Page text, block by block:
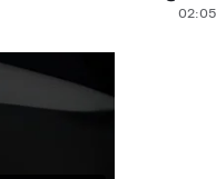
02:05